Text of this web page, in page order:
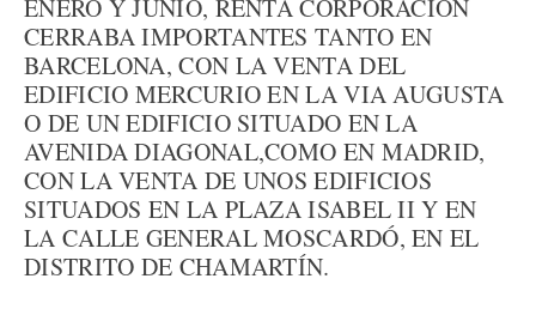
ENERO Y JUNIO, RENTA CORPORACIÓN
CERRABA IMPORTANTES TANTO EN
BARCELONA, CON LA VENTA DEL
EDIFICIO MERCURIO EN LA VIA AUGUSTA
O DE UN EDIFICIO SITUADO EN LA
AVENIDA DIAGONAL,COMO EN MADRID,
CON LA VENTA DE UNOS EDIFICIOS
SITUADOS EN LA PLAZA ISABEL II Y EN
LA CALLE GENERAL MOSCARDÓ, EN EL
DISTRITO DE CHAMARTÍN.